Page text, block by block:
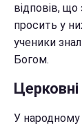
відповів,
просить у
ученики
Богом.
У народному